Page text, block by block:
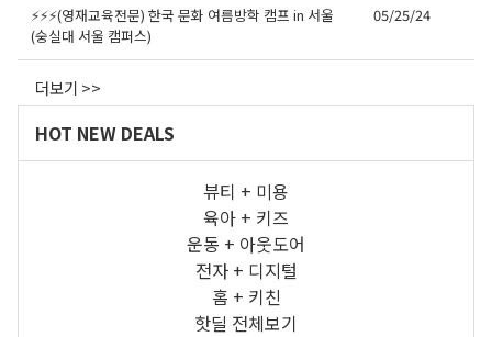
HOT NEW DEALS
뷰티 + 미용
육아 + 키즈
운동 + 아웃도어
전자 + 디지털
홈 + 키친
핫딜 전체보기
⚡⚡⚡(영재교육전문) 한국 문화 여름방학 캠프 in 서울
(숭실대 서울 캠퍼스)
05/25/24
더보기 >>